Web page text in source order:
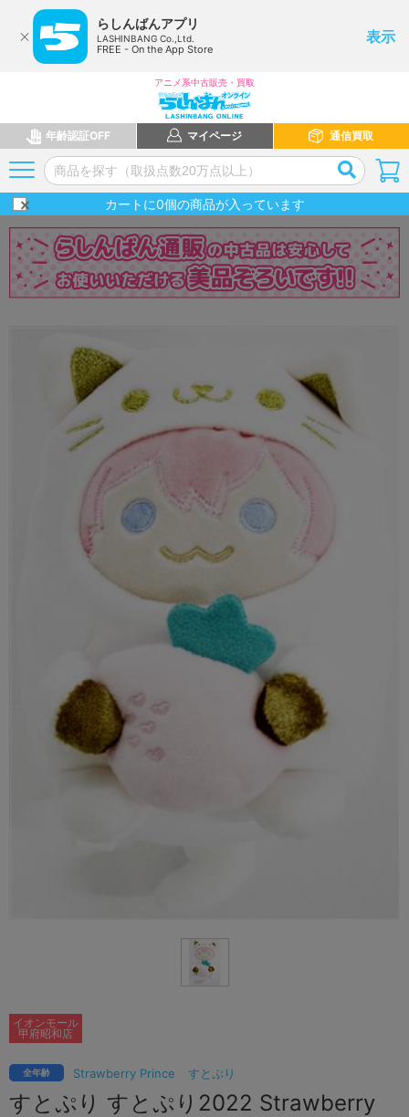
らしんばんアプリ
LASHINBANG Co.,Ltd.
FREE - On the App Store
表示
アニメ系中古販売・買取
年齢認証OFF マイページ 通信買取
カートに0個の商品が入っています
Strawberry Prince すとぷり
全年齢
すとぷり すとぷり2022 Strawberry
イオンモール
甲府昭和店